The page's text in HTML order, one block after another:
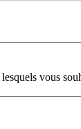
vous